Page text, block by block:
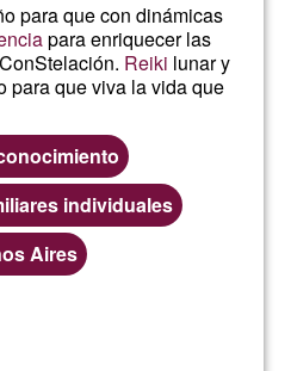
para que con dinámicas
para enriquecer las
Reiki lunar y
para que viva la vida que
individuales
Aires